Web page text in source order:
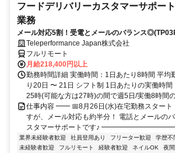
フードデリバリーカスタマーサポー
業務
メール対応5割！受電とメールのバランス
Teleperformance Japan株式会社
フルリモート
月給218,400円以上
勤務時間詳細 実働時間：1日あたり8時間 平均
り20日 〜 21日 シフト制 1日あたりの実働時
25時(可能な方は27時)の間で週5日/実働8時間の
仕事内容 ━━ 📅8月26日(水)在宅勤務スター
すが、メール対応も約半分！ 電話とメールの
スタマーサポートです♪
業界未経験者歓迎 社員登用あり フリーター歓迎 学歴不
未経験者歓迎
フルリモート 経験者歓迎 ネイルOK 夜間